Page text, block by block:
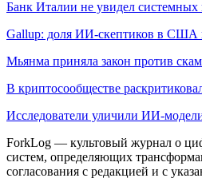
Банк Италии не увидел системных
Gallup: доля ИИ-скептиков в США
Мьянма приняла закон против
В криптосообществе
Исследователи уличили ИИ-
ForkLog — культовый журнал о
систем, определяющих
согласования с редакцией и с